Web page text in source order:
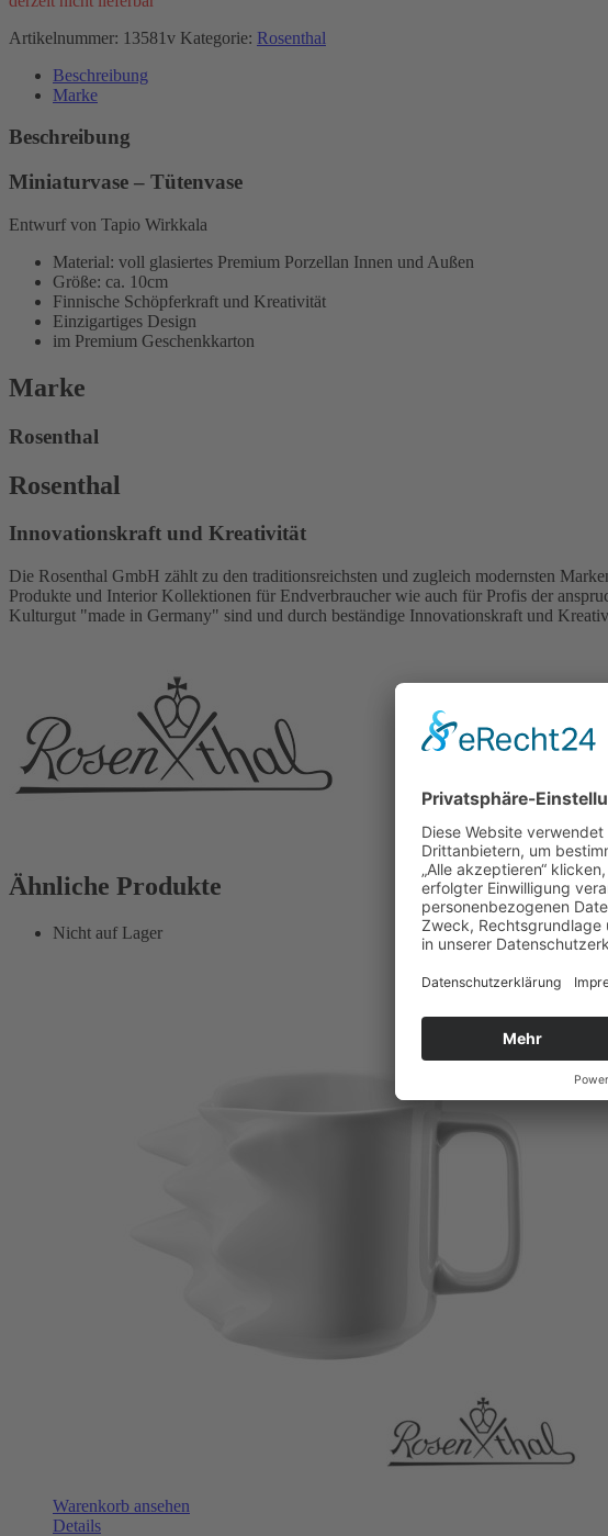
Artikelnummer: 13581v Kategorie: Rosenthal
Beschreibung
Marke
Beschreibung
Miniaturvase – Tütenvase
Entwurf von Tapio Wirkkala
Material: voll glasiertes Premium Porzellan Innen und Außen
Größe: ca. 10cm
Finnische Schöpferkraft und Kreativität
Einzigartiges Design
im Premium Geschenkkarton
Marke
Rosenthal
Rosenthal
Innovationskraft und Kreativität
Die Rosenthal GmbH zählt zu den traditionsreichsten und zugleich modernsten
Produkte und Interior Kollektionen für Endverbraucher wie auch für Profis der
Kulturgut "made in Germany" sind und durch beständige Innovationskraft und
Ähnliche Produkte
Nicht auf Lager
Warenkorb ansehen
Details